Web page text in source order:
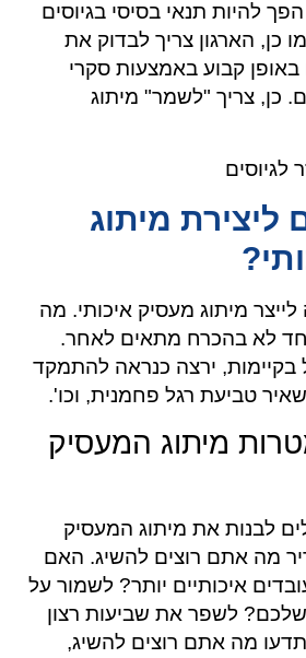
להיות תנאי בסיסי בגיוסים
כן, הארגון צריך לבדוק את
באופן קבוע באמצעות סקרי
כן, צריך "לשמר" מיתוג
ליצירת מיתוג
מיתוג מעסיק איכותי. מה
לא בהכרח מתאים לאחר.
בקיימות, ירצה כנראה להתמקד
טביעת רגל פחמנית, וכו'.
מיתוג המעסיק
לבנות את מיתוג המעסיק
מה אתם רוצים להשיג. האם
איכותיים יותר? לשמור על
שלכם? לשפר את שביעות רצון
מה אתם רוצים להשיג,